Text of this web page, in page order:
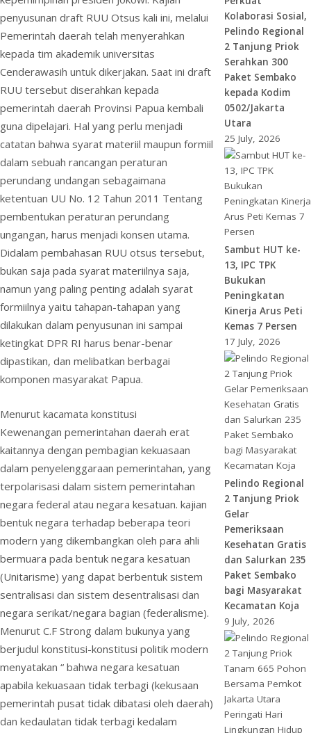
penyusunan draft RUU Otsus kali ini, melalui
Pemerintah daerah telah menyerahkan
kepada tim akademik universitas
Cenderawasih untuk dikerjakan. Saat ini draft
RUU tersebut diserahkan kepada
pemerintah daerah Provinsi Papua kembali
guna dipelajari. Hal yang perlu menjadi
catatan bahwa syarat materiil maupun formiil
dalam sebuah rancangan peraturan
perundang undangan sebagaimana
ketentuan UU No. 12 Tahun 2011 Tentang
pembentukan peraturan perundang
ungangan, harus menjadi konsen utama.
Didalam pembahasan RUU otsus tersebut,
bukan saja pada syarat materiilnya saja,
namun yang paling penting adalah syarat
formiilnya yaitu tahapan-tahapan yang
dilakukan dalam penyusunan ini sampai
ketingkat DPR RI harus benar-benar
dipastikan, dan melibatkan berbagai
komponen masyarakat Papua.
Menurut kacamata konstitusi
Kewenangan pemerintahan daerah erat
kaitannya dengan pembagian kekuasaan
dalam penyelenggaraan pemerintahan, yang
terpolarisasi dalam sistem pemerintahan
negara federal atau negara kesatuan. kajian
bentuk negara terhadap beberapa teori
modern yang dikembangkan oleh para ahli
bermuara pada bentuk negara kesatuan
(Unitarisme) yang dapat berbentuk sistem
sentralisasi dan sistem desentralisasi dan
negara serikat/negara bagian (federalisme).
Menurut C.F Strong dalam bukunya yang
berjudul konstitusi-konstitusi politik modern
menyatakan “ bahwa negara kesatuan
apabila kekuasaan tidak terbagi (kekusaan
pemerintah pusat tidak dibatasi oleh daerah)
dan kedaulatan tidak terbagi kedalam
Kolaborasi Sosial,
Pelindo Regional
2 Tanjung Priok
Serahkan 300
Paket Sembako
kepada Kodim
0502/Jakarta
Utara
25 July, 2026
Sambut HUT ke-
13, IPC TPK
Bukukan
Peningkatan
Kinerja Arus Peti
Kemas 7 Persen
17 July, 2026
Pelindo Regional
2 Tanjung Priok
Gelar
Pemeriksaan
Kesehatan Gratis
dan Salurkan 235
Paket Sembako
bagi Masyarakat
Kecamatan Koja
9 July, 2026